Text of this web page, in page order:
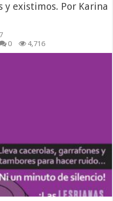
y existimos. Por Karina
0 4,716